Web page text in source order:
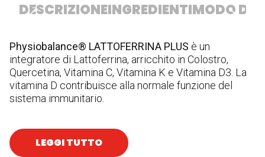
DESCRIZIONEINGREDIENTIMODO
Physiobalance® LATTOFERRINA PLUS è un
integratore di Lattoferrina, arricchito in Colostro,
Quercetina, Vitamina C, Vitamina K e Vitamina D3. La
vitamina D contribuisce alla normale funzione del
sistema immunitario.
LEGGI TUTTO